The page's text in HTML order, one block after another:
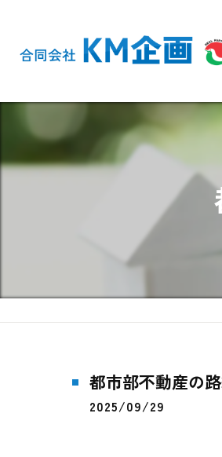
都市部不動産の
2025/09/29